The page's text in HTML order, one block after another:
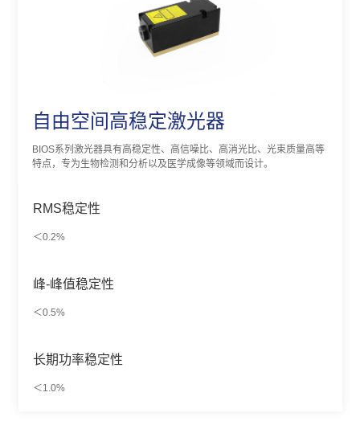
自由空间高稳定激光器
BIOS系列激光器具有高稳定性、高信噪比、高消光比、光束质量高等
特点，专为生物检测和分析以及医学成像等领域而设计。
RMS稳定性
＜0.2%
峰-峰值稳定性
＜0.5%
长期功率稳定性
＜1.0%